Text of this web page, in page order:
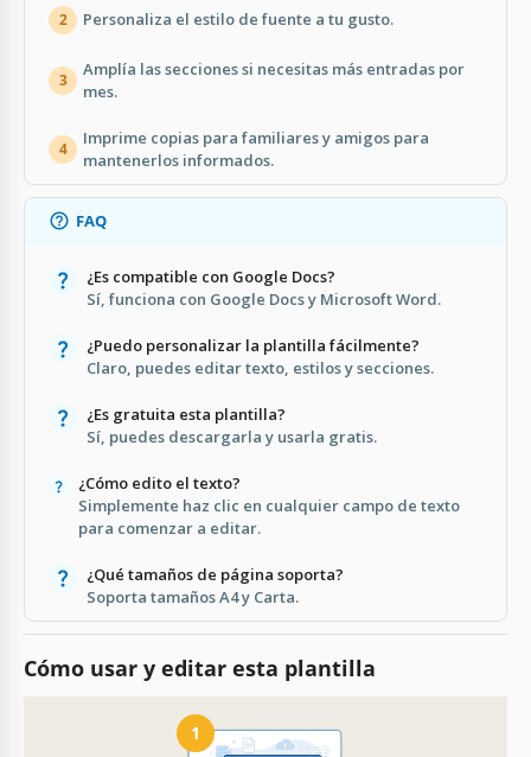
2 Personaliza el estilo de fuente a tu gusto.
3
Amplía las secciones si necesitas más entradas por
mes.
4
Imprime copias para familiares y amigos para
mantenerlos informados.
FAQ
¿Es compatible con Google Docs?
Sí, funciona con Google Docs y Microsoft Word.
¿Puedo personalizar la plantilla fácilmente?
Claro, puedes editar texto, estilos y secciones.
¿Es gratuita esta plantilla?
Sí, puedes descargarla y usarla gratis.
¿Cómo edito el texto?
Simplemente haz clic en cualquier campo de texto
para comenzar a editar.
¿Qué tamaños de página soporta?
Soporta tamaños A4 y Carta.
Cómo usar y editar esta plantilla
1